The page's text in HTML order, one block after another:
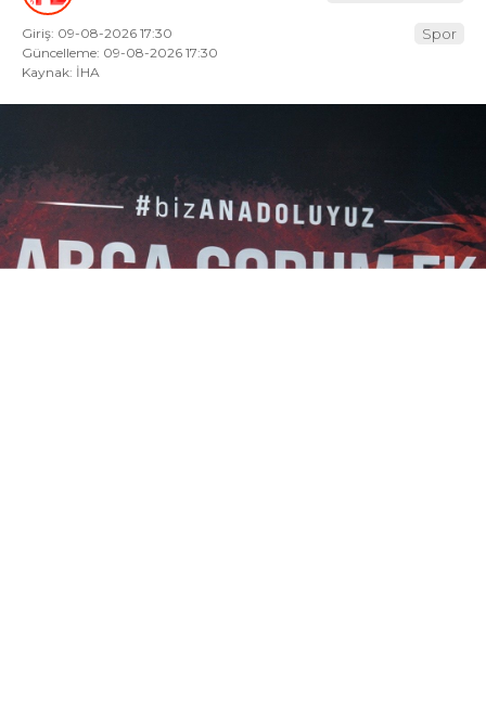
Giriş: 09-08-2026 17:30
Güncelleme: 09-08-2026 17:30
Kaynak: İHA
Spor